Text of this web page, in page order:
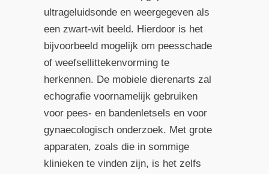
ultrageluidsonde en weergegeven als
een zwart-wit beeld. Hierdoor is het
bijvoorbeeld mogelijk om peesschade
of weefsellittekenvorming te
herkennen. De mobiele dierenarts zal
echografie voornamelijk gebruiken
voor pees- en bandenletsels en voor
gynaecologisch onderzoek. Met grote
apparaten, zoals die in sommige
klinieken te vinden zijn, is het zelfs